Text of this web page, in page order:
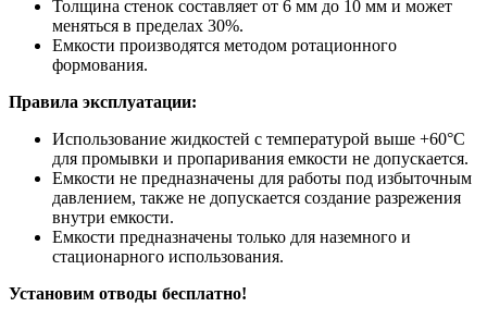
Толщина стенок составляет от 6 мм до 10 мм и может
меняться в пределах 30%.
Емкости производятся методом ротационного
формования.
Правила эксплуатации:
Использование жидкостей с температурой выше +60°С
для промывки и пропаривания емкости не допускается.
Емкости не предназначены для работы под избыточным
давлением, также не допускается создание разрежения
внутри емкости.
Емкости предназначены только для наземного и
стационарного использования.
Установим отводы бесплатно!